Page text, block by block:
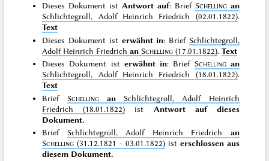
Dieses Dokument istAntwort auf: Brief Schelling an
Schlichtegroll, Adolf Heinrich Friedrich (02.01.1822).
Text
Dieses Dokument ist erwähnt in: Brief Schlichtegroll,
Adolf Heinrich Friedrichan Schelling (17.01.1822).Text
Dieses Dokument ist erwähnt in: Brief Schelling an
Schlichtegroll, Adolf Heinrich Friedrich (18.01.1822).
Text
Brief Schelling anSchlichtegroll, Adolf Heinrich
Friedrich (18.01.1822) ist Antwort auf dieses
Dokument.
Brief Schlichtegroll, Adolf Heinrich Friedrich an
Schelling (31.12.1821 - 03.01.1822) ist erschlossen aus
diesem Dokument.